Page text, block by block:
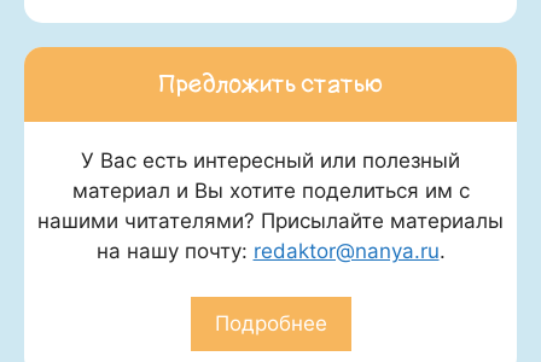
Предложить статью
У Вас есть интересный или полезный
материал и Вы хотите поделиться им с
нашими читателями? Присылайте материалы
на нашу почту: redaktor@nanya.ru.
Подробнее